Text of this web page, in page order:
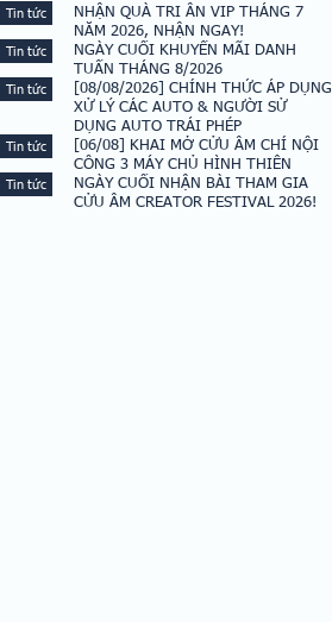
Tin tức
NHẬN QUÀ TRI ÂN VIP THÁNG 7
NĂM 2026, NHẬN NGAY!
Tin tức
NGÀY CUỐI KHUYẾN MÃI DANH
TUẤN THÁNG 8/2026
Tin tức
[08/08/2026] CHÍNH THỨC ÁP DỤNG
XỬ LÝ CÁC AUTO & NGƯỜI SỬ
DỤNG AUTO TRÁI PHÉP
Tin tức
[06/08] KHAI MỞ CỬU ÂM CHÍ NỘI
CÔNG 3 MÁY CHỦ HÌNH THIÊN
Tin tức
NGÀY CUỐI NHẬN BÀI THAM GIA
CỬU ÂM CREATOR FESTIVAL 2026!